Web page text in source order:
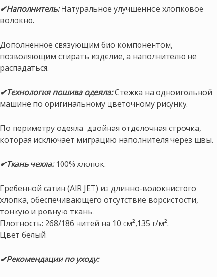
✔Наполнитель: Натуральное улучшенное хлопковое
волокно.
Дополненное связующим био компонентом,
позволяющим стирать изделие, а наполнителю не
распадаться.
✔Технология пошива одеяла:Стежка на одноигольной
машине по оригинальному цветочному рисунку.
По периметру одеяла двойная отделочная строчка,
которая исключает миграцию наполнителя через швы.
✔Ткань чехла: 100% хлопок.
Гребенной сатин (AIR JET) из длинно-волокнистого
хлопка, обеспечивающего отсутствие ворсистости,
тонкую и ровную ткань.
Плотность: 268/186 нитей на 10 см²,135 г/м².
Цвет белый.
✔Рекомендации по уходу: